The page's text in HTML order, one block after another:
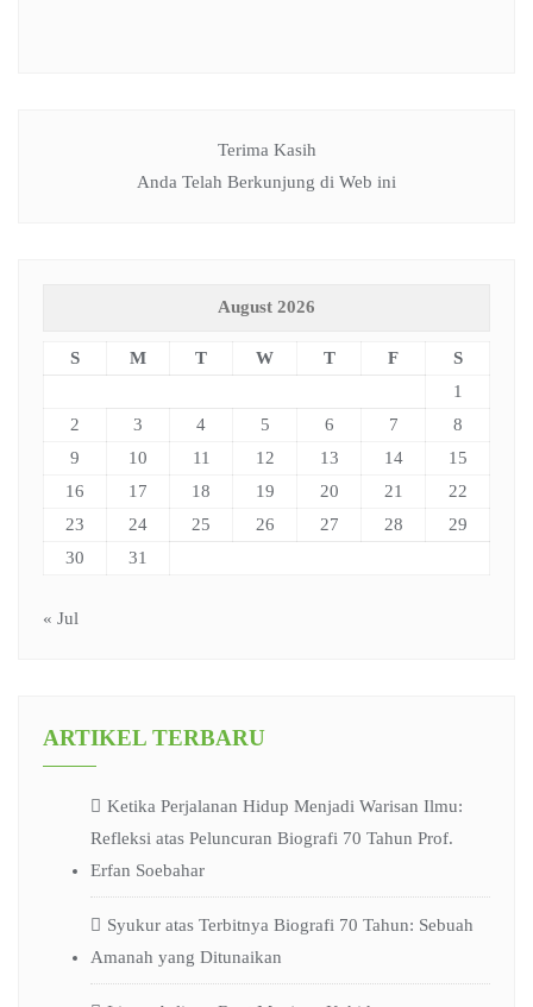
Terima Kasih
Anda Telah Berkunjung di Web ini
August 2026
S M T W T F
S
1
2
3 4 5 6 7
8
9
10 11 12 13 14
15
16
17 18 19 20 21
22
23
24 25 26 27 28
29
30
31
« Jul
ARTIKEL TERBARU
Ketika Perjalanan Hidup Menjadi Warisan Ilmu:
Refleksi atas Peluncuran Biografi 70 Tahun Prof.
Erfan Soebahar
Syukur atas Terbitnya Biografi 70 Tahun: Sebuah
Amanah yang Ditunaikan